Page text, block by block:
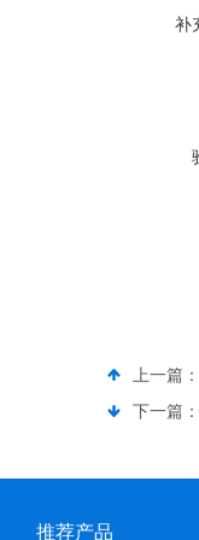
补
上一篇：
下一篇：
推荐产品